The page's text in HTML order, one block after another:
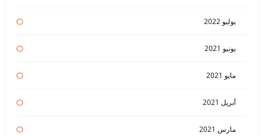
يوليو 2022
يونيو 2021
مايو 2021
أبريل 2021
مارس 2021